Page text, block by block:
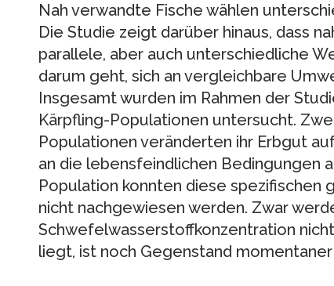
Nah verwandte Fische wählen
Die Studie zeigt darüber hinaus, dass
parallele, aber auch unterschiedliche
darum geht, sich an vergleichbare
Insgesamt wurden im Rahmen der
Kärpfling-Populationen untersucht.
Populationen veränderten ihr Erbgut
an die lebensfeindlichen Bedingungen
Population konnten diese spezifischen
nicht nachgewiesen werden. Zwar
Schwefelwasserstoffkonzentration
liegt, ist noch Gegenstand